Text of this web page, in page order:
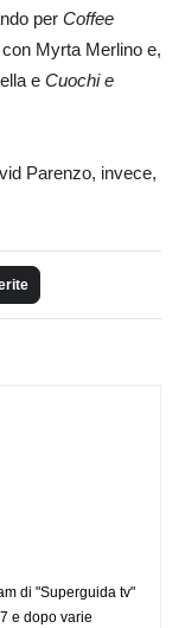
per Coffee
con Myrta Merlino e,
e Cuochi e
Parenzo, invece,
di "Superguida tv"
e dopo varie